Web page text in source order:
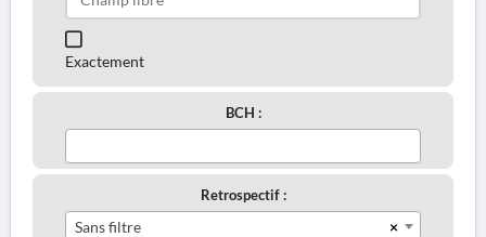
Exactement
BCH :
Retrospectif :
×
Sans filtre